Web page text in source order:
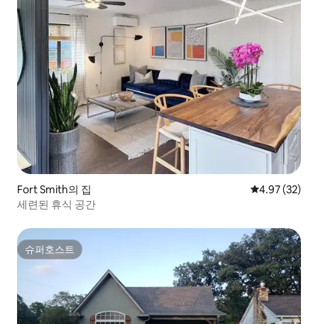
Fort Smith의 집 평점 4.97점(5
4.97 (32)
세련된 휴식 공간
슈퍼호스트
슈퍼호스트